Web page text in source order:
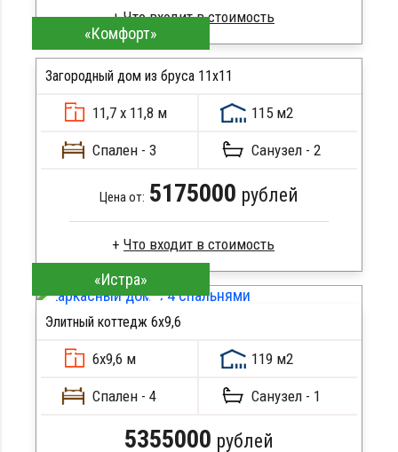
Профилированный брус
Стропила, балки 50х200 мм
Метизы, саморезы, гвозди
Сборка на березовые нагеля, джут
Металлические сваи 108 диаметр
ПОДРОБНЕЕ
«Комфорт»
Загородный дом из бруса 11х11
11,7 х 11,8 м 115 м2
Спален - 3 Санузел - 2
Цена от: 5175000 рублей
Сухой брус
Стропила, балки 50х200 мм
Кровля металлочерепица
Метизы, саморезы, гвозди
Сборка на березовые нагеля, джут
Металлические сваи 108 диаметр
ПОДРОБНЕЕ
«Истра»
Элитный коттедж 6х9,6
6х9,6 м 119 м2
Спален - 4 Санузел - 1
5355000 рублей